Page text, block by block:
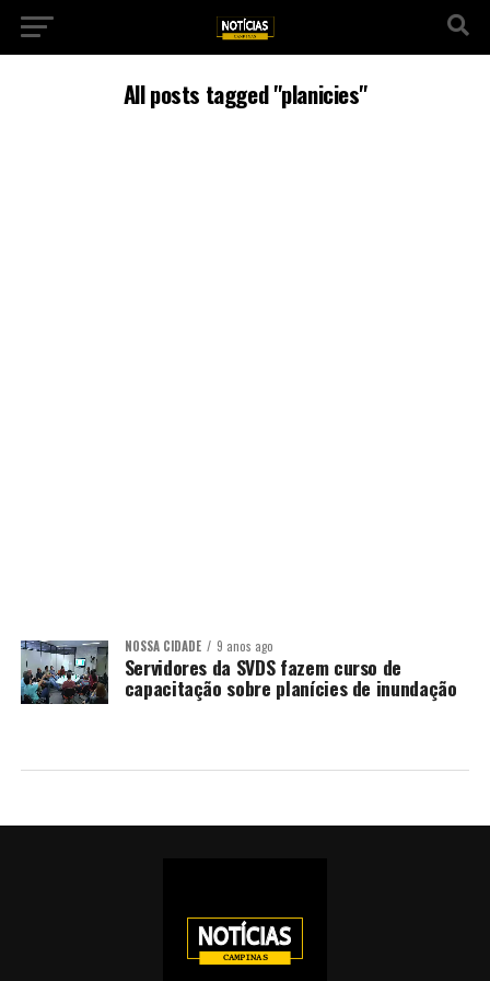
All posts tagged "planicies"
NOSSA CIDADE 9 anos ago
Servidores da SVDS fazem curso de
capacitação sobre planícies de inundação